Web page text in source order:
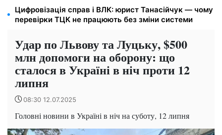
Цифровізація справ і ВЛК: юрист Танасійчук — чому
перевірки ТЦК не працюють без зміни системи
Удар по Львову та Луцьку, $500
млн допомоги на оборону: що
сталося в Україні в ніч проти 12
липня
08:30 12.07.2025
Головні новини в Україні в ніч на суботу, 12 липня